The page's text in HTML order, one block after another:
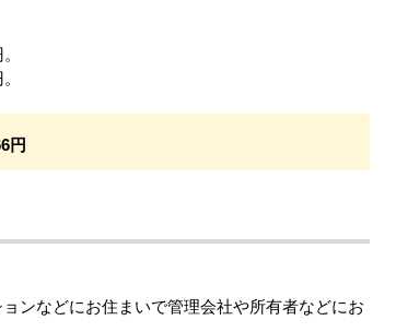
円
ンなどにお住まいで管理会社や所有者などにお